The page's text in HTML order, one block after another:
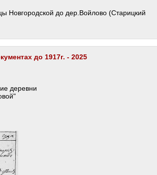
Новгородской до дер.Войлово (Старицкий
до 1917г. - 2025
деревни